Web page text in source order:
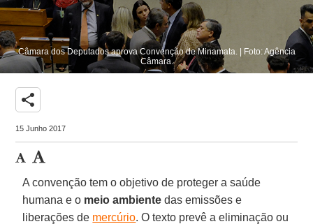
Câmara dos Deputados aprova Convenção de Minamata. | Foto: Agência
Câmara.
share
15 Junho 2017
A convenção tem o objetivo de proteger a saúde
humana e o meio ambiente das emissões e
liberações de mercúrio. O texto prevê a eliminação ou